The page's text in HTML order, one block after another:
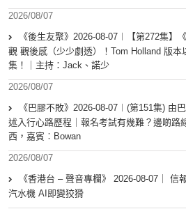
2026/08/07
《後生友聚》2026-08-07︱【第272集】
觀 觀後感（少少劇透）！Tom Holland 版
集！｜主持：Jack、諾少
2026/08/07
《巴膠不敗》2026-08-07︱(第151集) 由
述入行心路歷程｜報名考試有幾難？邊啲路
西，嘉賓︰Bowan
2026/08/07
《香港台 – 聲音專欄》 2026-08-07｜ 信
汽水機 AI即變狡猾